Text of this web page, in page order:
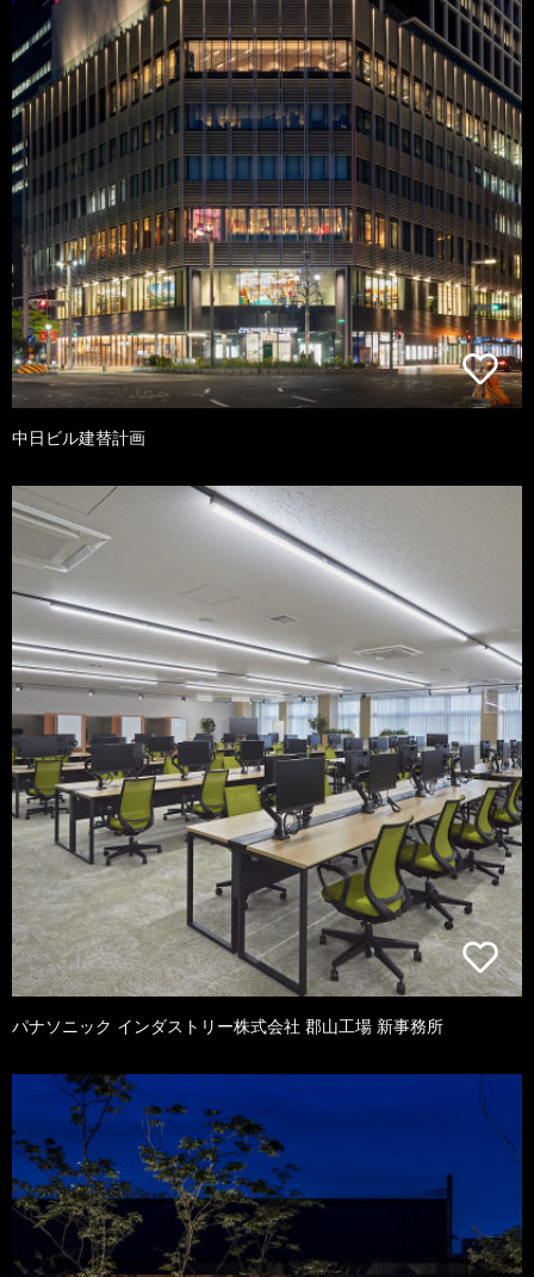
中日ビル建替計画
パナソニック インダストリー株式会社 郡山工場 新事務所